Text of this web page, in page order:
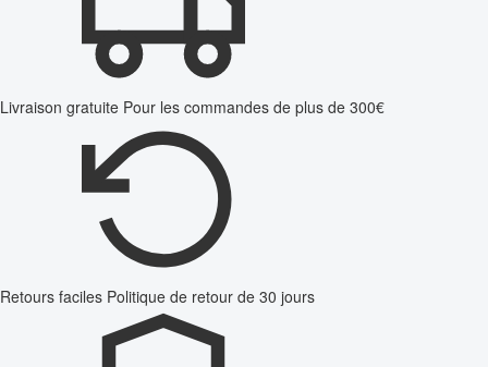
Livraison gratuite Pour les commandes de plus de 300€
Retours faciles Politique de retour de 30 jours